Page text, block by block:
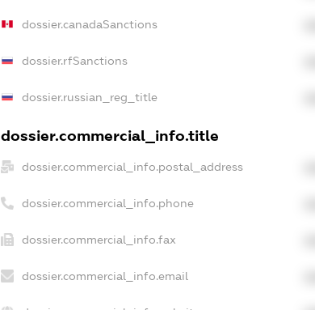
dossier.canadaSanctions
dossier.rfSanctions
dossier.russian_reg_title
dossier.commercial_info.title
dossier.commercial_info.postal_address
dossier.commercial_info.phone
dossier.commercial_info.fax
dossier.commercial_info.email